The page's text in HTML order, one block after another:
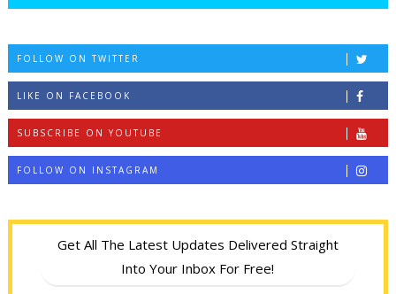
FOLLOW ON TWITTER
LIKE ON FACEBOOK
SUBSCRIBE ON YOUTUBE
FOLLOW ON INSTAGRAM
Get All The Latest Updates Delivered Straight
Into Your Inbox For Free!